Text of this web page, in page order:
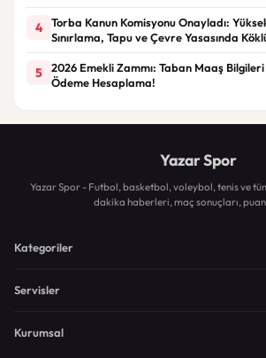
4
Torba Kanun Komisyonu Onayladı:
Sınırlama, Tapu ve Çevre Yasasında
5
2026 Emekli Zammı: Taban Maaş
Ödeme Hesaplama!
Yazar Spor
Yazar Spor - Futbol, basketbol, voleybol, tenis ve
dakika haberleri, maç sonuçları,
Kategoriler
Servisler
Kurumsal